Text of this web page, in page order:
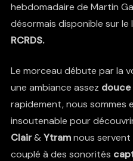
hebdomadaire de Martin
désormais disponible sur le
RCRDS.
Le morceau débute par la
une ambiance assez douce
rapidement, nous sommes
insoutenable pour
Clair& Ytramnous servent
couplé à des sonorités